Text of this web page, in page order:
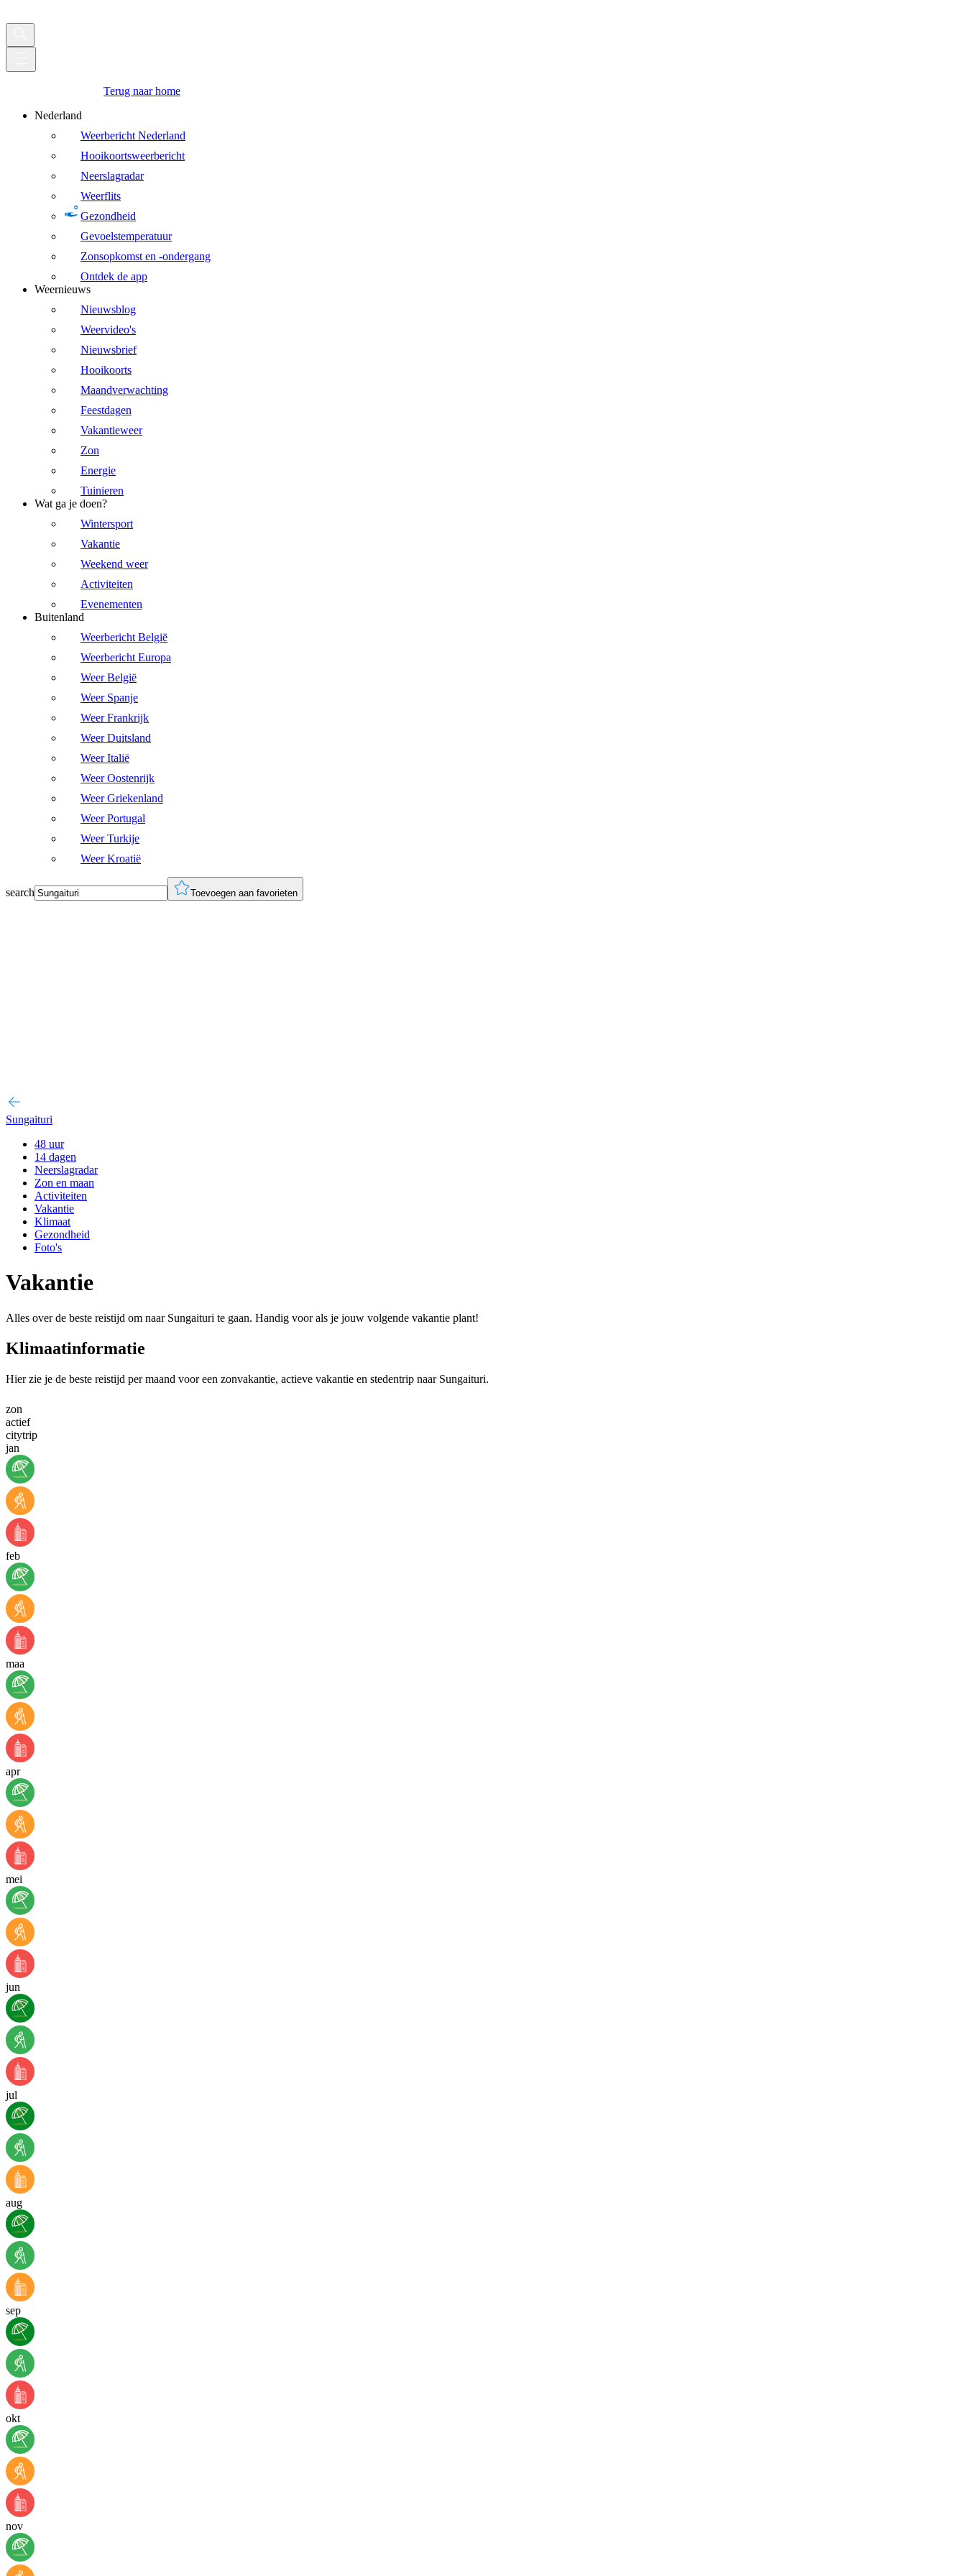
Terug naar home
Nederland
Weerbericht Nederland
Hooikoortsweerbericht
Neerslagradar
Weerflits
Gezondheid
Gevoelstemperatuur
Zonsopkomst en -ondergang
Ontdek de app
Weernieuws
Nieuwsblog
Weervideo's
Nieuwsbrief
Hooikoorts
Maandverwachting
Feestdagen
Vakantieweer
Zon
Energie
Tuinieren
Wat ga je doen?
Wintersport
Vakantie
Weekend weer
Activiteiten
Evenementen
Buitenland
Weerbericht België
Weerbericht Europa
Weer België
Weer Spanje
Weer Frankrijk
Weer Duitsland
Weer Italië
Weer Oostenrijk
Weer Griekenland
Weer Portugal
Weer Turkije
Weer Kroatië
search Toevoegen aan favorieten
Sungaituri
48 uur
14 dagen
Neerslagradar
Zon en maan
Activiteiten
Vakantie
Klimaat
Gezondheid
Foto's
Vakantie
Alles over de beste reistijd om naar Sungaituri te gaan. Handig voor als je jouw volgende vakantie plant!
Klimaatinformatie
Hier zie je de beste reistijd per maand voor een zonvakantie, actieve vakantie en stedentrip naar Sungaituri.
zon
actief
citytrip
jan
feb
maa
apr
mei
jun
jul
aug
sep
okt
nov